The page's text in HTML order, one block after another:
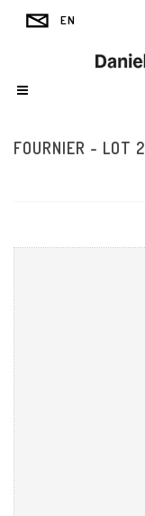
FOURNIER - LOT 2